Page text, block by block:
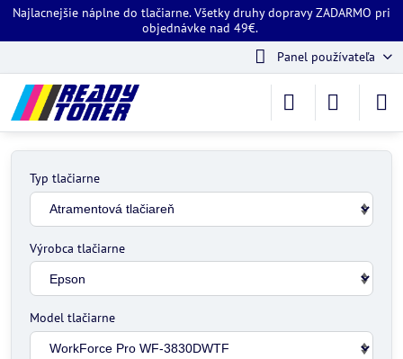
Najlacnejšie náplne do tlačiarne. Všetky druhy dopravy ZADARMO pri
objednávke nad 49€.
Panel používateľa
Typ tlačiarne
Výrobca tlačiarne
Model tlačiarne